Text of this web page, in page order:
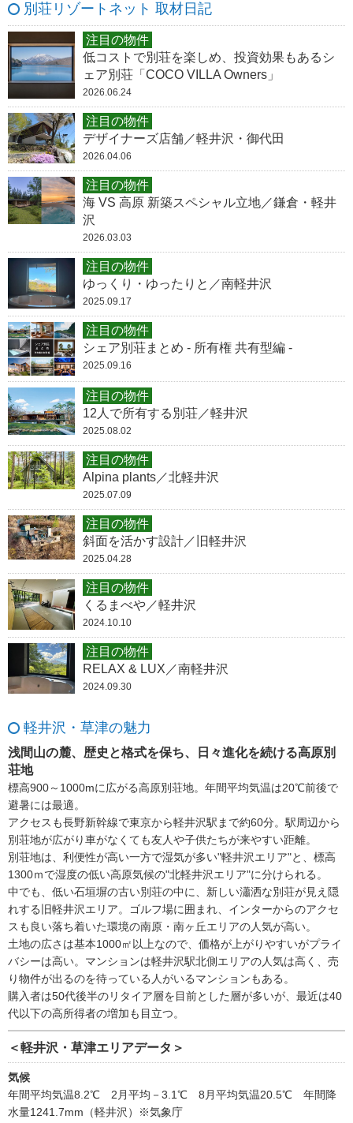
別荘リゾートネット 取材日記
注目の物件
低コストで別荘を楽しめ、投資効果もあるシ
ェア別荘「COCO VILLA Owners」
2026.06.24
注目の物件
デザイナーズ店舗／軽井沢・御代田
2026.04.06
注目の物件
海 VS 高原 新築スペシャル立地／鎌倉・軽井
沢
2026.03.03
注目の物件
ゆっくり・ゆったりと／南軽井沢
2025.09.17
注目の物件
シェア別荘まとめ - 所有権 共有型編 -
2025.09.16
注目の物件
12人で所有する別荘／軽井沢
2025.08.02
注目の物件
Alpina plants／北軽井沢
2025.07.09
注目の物件
斜面を活かす設計／旧軽井沢
2025.04.28
注目の物件
くるまべや／軽井沢
2024.10.10
注目の物件
RELAX & LUX／南軽井沢
2024.09.30
軽井沢・草津の魅力
浅間山の麓、歴史と格式を保ち、日々進化を続ける高原別
荘地
標高900～1000mに広がる高原別荘地。年間平均気温は20℃前後で
避暑には最適。
アクセスも長野新幹線で東京から軽井沢駅まで約60分。駅周辺から
別荘地が広がり車がなくても友人や子供たちが来やすい距離。
別荘地は、利便性が高い一方で湿気が多い"軽井沢エリア"と、標高
1300ｍで湿度の低い高原気候の"北軽井沢エリア"に分けられる。
中でも、低い石垣塀の古い別荘の中に、新しい瀟洒な別荘が見え隠
れする旧軽井沢エリア。ゴルフ場に囲まれ、インターからのアクセ
スも良い落ち着いた環境の南原・南ヶ丘エリアの人気が高い。
土地の広さは基本1000㎡以上なので、価格が上がりやすいがプライ
バシーは高い。マンションは軽井沢駅北側エリアの人気は高く、売
り物件が出るのを待っている人がいるマンションもある。
購入者は50代後半のリタイア層を目前とした層が多いが、最近は40
代以下の高所得者の増加も目立つ。
＜軽井沢・草津エリアデータ＞
気候
年間平均気温8.2℃ 2月平均－3.1℃ 8月平均気温20.5℃ 年間降
水量1241.7mm（軽井沢）※気象庁